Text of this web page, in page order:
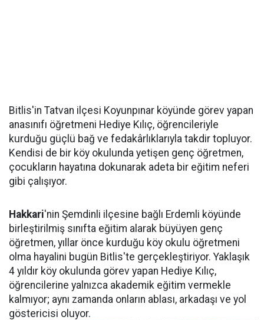
Bitlis'in Tatvan ilçesi Koyunpınar köyünde görev yapan
anasınıfı öğretmeni Hediye Kılıç, öğrencileriyle
kurduğu güçlü bağ ve fedakârlıklarıyla takdir topluyor.
Kendisi de bir köy okulunda yetişen genç öğretmen,
çocukların hayatına dokunarak adeta bir eğitim neferi
gibi çalışıyor.
Hakkari'nin Şemdinli ilçesine bağlı Erdemli köyünde
birleştirilmiş sınıfta eğitim alarak büyüyen genç
öğretmen, yıllar önce kurduğu köy okulu öğretmeni
olma hayalini bugün Bitlis'te gerçekleştiriyor. Yaklaşık
4 yıldır köy okulunda görev yapan Hediye Kılıç,
öğrencilerine yalnızca akademik eğitim vermekle
kalmıyor; aynı zamanda onların ablası, arkadaşı ve yol
göstericisi oluyor.